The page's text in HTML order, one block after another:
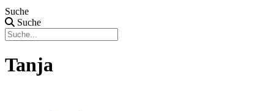
Suche
Suche
Tanja